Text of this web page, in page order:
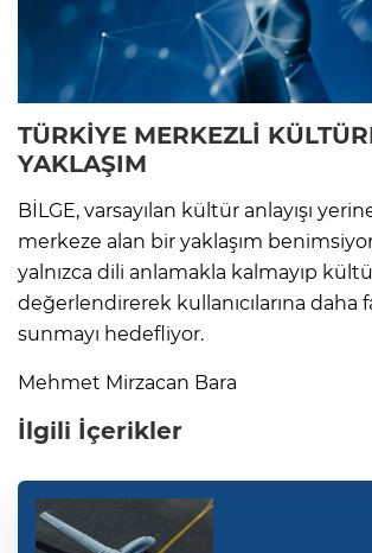
TÜRKİYE MERKEZLİ
YAKLAŞIM
BİLGE, varsayılan kültür anlayışı
merkeze alan bir yaklaşım
yalnızca dili anlamakla kalmayıp
değerlendirerek kullanıcılarına daha
sunmayı hedefliyor.
Mehmet Mirzacan Bara
İlgili İçerikler